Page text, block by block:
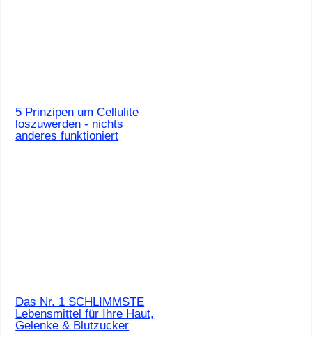
5 Prinzipen um Cellulite
loszuwerden - nichts
anderes funktioniert
Das Nr. 1 SCHLIMMSTE
Lebensmittel für Ihre Haut,
Gelenke & Blutzucker